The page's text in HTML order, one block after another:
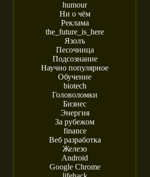
humour
Ни о чём
Реклама
the_future_is_here
Язолъ
Песочница
Подсознание
Научно популярное
Обучение
biotech
Головоломки
Бизнес
Энергия
За рубежом
finance
Веб разработка
Железо
Android
Google Chrome